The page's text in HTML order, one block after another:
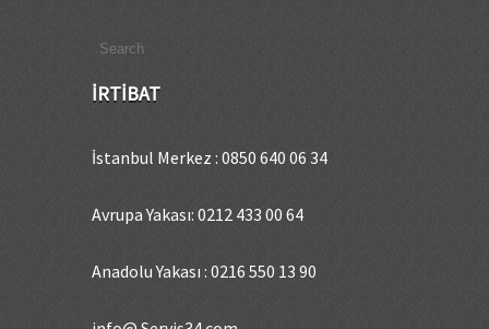
İRTIBAT
İstanbul Merkez : 0850 640 06 34
Avrupa Yakası: 0212 433 00 64
Anadolu Yakası : 0216 550 13 90